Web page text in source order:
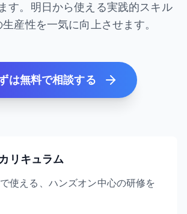
す。 明日から使える実践的スキル
産性を一気に向上させます。
は無料で相談する
リキュラム
使える、ハンズオン中心の研修を